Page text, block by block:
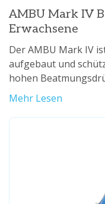
AMBU Mark IV
Erwachsene
Der AMBU Mark IV
aufgebaut und
hohen
Mehr Lesen